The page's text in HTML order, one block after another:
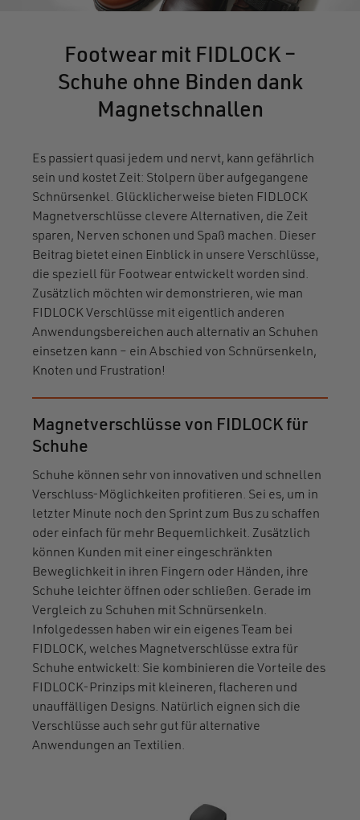
Footwear mit FIDLOCK –
Schuhe ohne Binden dank
Magnetschnallen
Es passiert quasi jedem und nervt, kann gefährlich
sein und kostet Zeit: Stolpern über aufgegangene
Schnürsenkel. Glücklicherweise bieten FIDLOCK
Magnetverschlüsse clevere Alternativen, die Zeit
sparen, Nerven schonen und Spaß machen. Dieser
Beitrag bietet einen Einblick in unsere Verschlüsse,
die speziell für Footwear entwickelt worden sind.
Zusätzlich möchten wir demonstrieren, wie man
FIDLOCK Verschlüsse mit eigentlich anderen
Anwendungsbereichen auch alternativ an Schuhen
einsetzen kann – ein Abschied von Schnürsenkeln,
Knoten und Frustration!
Magnetverschlüsse von FIDLOCK für
Schuhe
Schuhe können sehr von innovativen und schnellen
Verschluss-Möglichkeiten profitieren. Sei es, um in
letzter Minute noch den Sprint zum Bus zu schaffen
oder einfach für mehr Bequemlichkeit. Zusätzlich
können Kunden mit einer eingeschränkten
Beweglichkeit in ihren Fingern oder Händen, ihre
Schuhe leichter öffnen oder schließen. Gerade im
Vergleich zu Schuhen mit Schnürsenkeln.
Infolgedessen haben wir ein eigenes Team bei
FIDLOCK, welches Magnetverschlüsse extra für
Schuhe entwickelt: Sie kombinieren die Vorteile des
FIDLOCK-Prinzips mit kleineren, flacheren und
unauffälligen Designs. Natürlich eignen sich die
Verschlüsse auch sehr gut für alternative
Anwendungen an Textilien.